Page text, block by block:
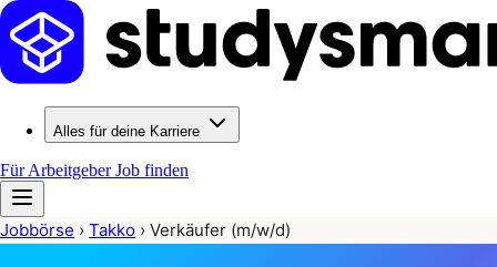
Alles für deine Karriere
Für ArbeitgeberJob finden
Jobbörse › Takko › Verkäufer (m/w/d)